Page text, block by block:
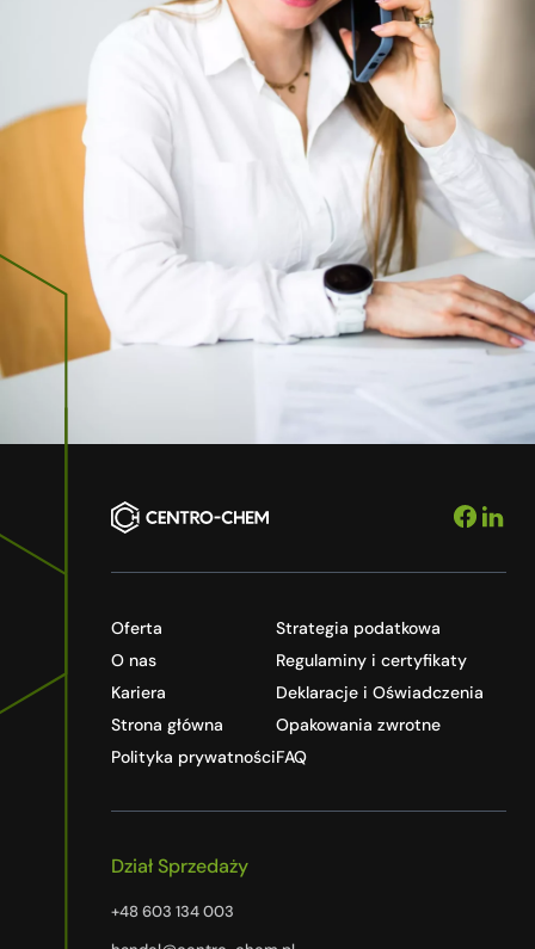
Oferta
O nas
Kariera
Strona główna
Polityka prywatności
Strategia podatkowa
Regulaminy i certyfikaty
Deklaracje i Oświadczenia
Opakowania zwrotne
FAQ
Dział Sprzedaży
+48 603 134 003